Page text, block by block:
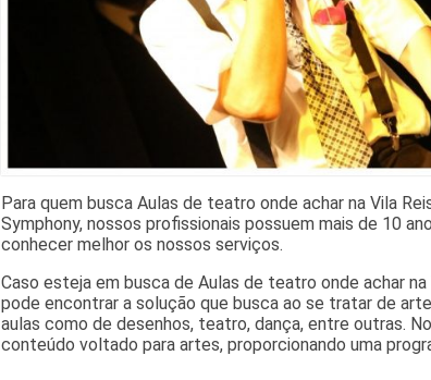
Para quem busca Aulas de teatro onde achar na Vila
Symphony, nossos profissionais possuem mais de 10
conhecer melhor os nossos serviços.
Caso esteja em busca de Aulas de teatro onde achar na
pode encontrar a solução que busca ao se tratar de
aulas como de desenhos, teatro, dança, entre outras.
conteúdo voltado para artes, proporcionando uma